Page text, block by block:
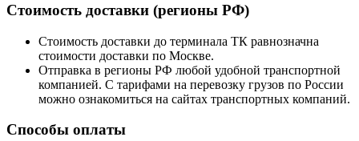
Стоимость доставки (регионы РФ)
Стоимость доставки до терминала ТК равнозначна
стоимости доставки по Москве.
Отправка в регионы РФ любой удобной транспортной
компанией. С тарифами на перевозку грузов по России
можно ознакомиться на сайтах транспортных компаний.
Способы оплаты